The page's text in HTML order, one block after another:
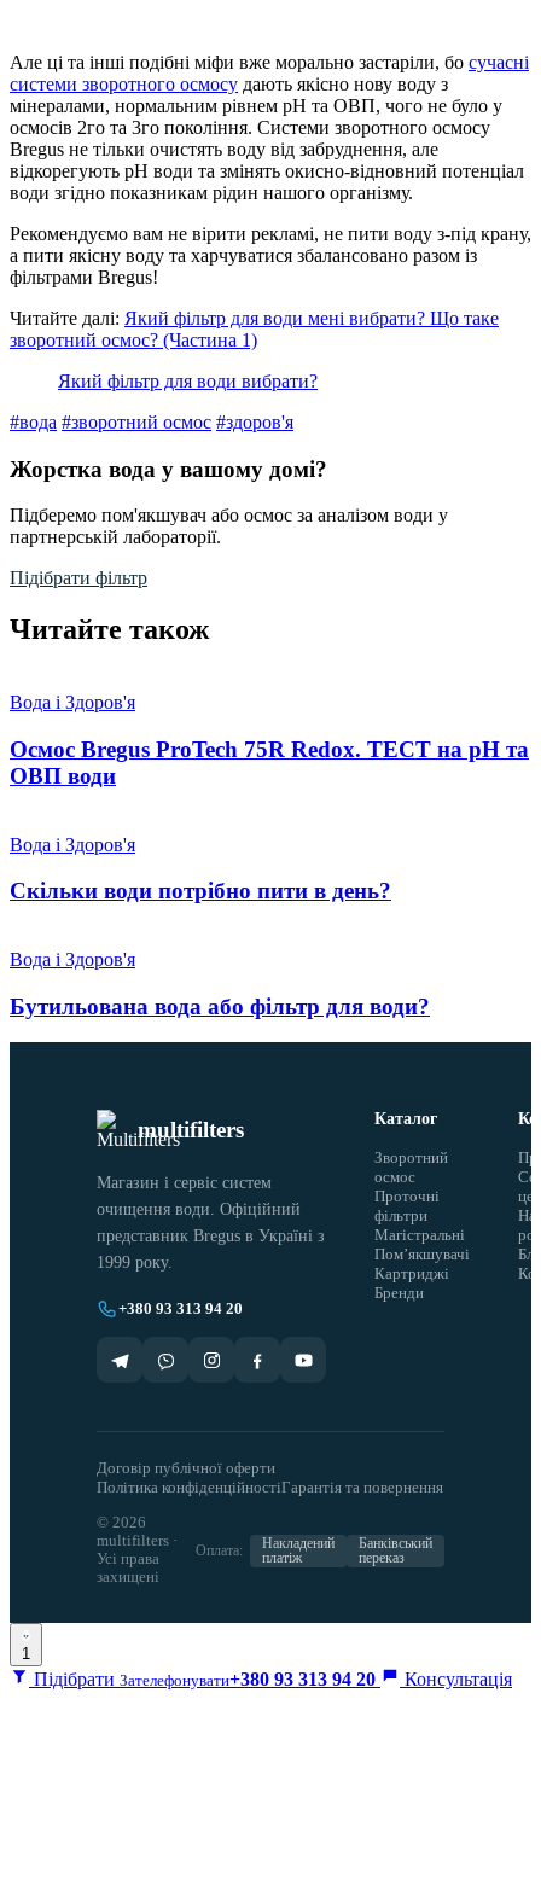
Але ці та інші подібні міфи вже морально застаріли, бо сучасні
системи зворотного осмосу дають якісно нову воду з
мінералами, нормальним рівнем рН та ОВП, чого не було у
осмосів 2го та 3го покоління. Системи зворотного осмосу
Bregus не тільки очистять воду від забруднення, але
відкорегують рН води та змінять окисно-відновний потенціал
води згідно показникам рідин нашого організму.
Рекомендуємо вам не вірити рекламі, не пити воду з-під крану,
а пити якісну воду та харчуватися збалансовано разом із
фільтрами Bregus!
Читайте далі: Який фільтр для води мені вибрати? Що таке
зворотний осмос? (Частина 1)
Який фільтр для води вибрати?
#вода #зворотний осмос #здоров'я
Жорстка вода у вашому домі?
Підберемо пом'якшувач або осмос за аналізом води у
партнерській лабораторії.
Підібрати фільтр
Читайте також
Вода і Здоров'я
Осмос Bregus ProTech 75R Redox. ТЕСТ на рН та
ОВП води
Вода і Здоров'я
Скільки води потрібно пити в день?
Вода і Здоров'я
Бутильована вода або фільтр для води?
multifilters
Магазин і сервіс систем
очищення води. Офіційний
представник Bregus в Україні з
1999 року.
+380 93 313 94 20
Каталог
Зворотний
осмос
Проточні
фільтри
Магістральні
Помʼякшувачі
Картриджі
Бренди
Договір публічної оферти
Політика конфіденційностіГарантія та повернення
© 2026
multifilters ·
Усі права
захищені
Оплата:
Накладений
платіж
Банківський
переказ
1
Підібрати Зателефонувати+380 93 313 94 20 Консультація